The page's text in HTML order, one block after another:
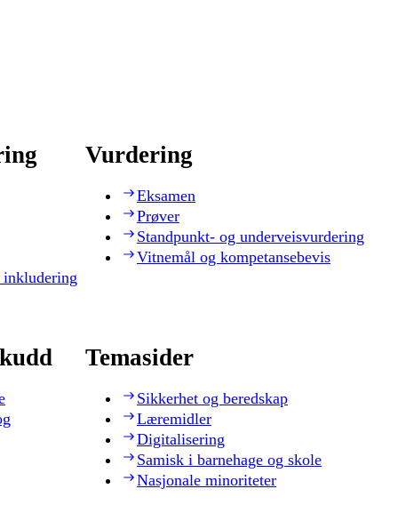
Vurdering
Eksamen
Prøver
Standpunkt- og underveisvurdering
Vitnemål og kompetansebevis
Temasider
Sikkerhet og beredskap
Læremidler
Digitalisering
Samisk i barnehage og skole
Nasjonale minoriteter